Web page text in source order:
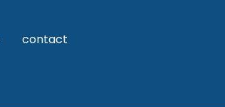
contact